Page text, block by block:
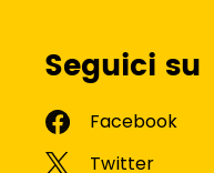
Seguici su